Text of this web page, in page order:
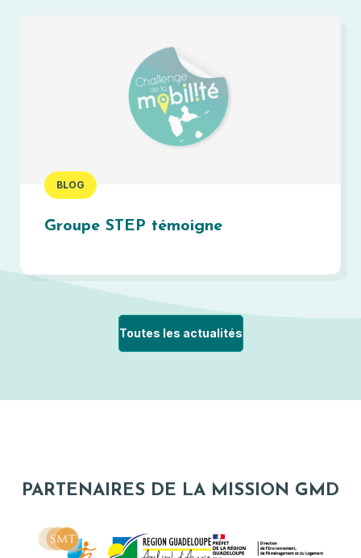
BLOG
Groupe STEP témoigne
Toutes les actualités
PARTENAIRES DE LA MISSION GMD